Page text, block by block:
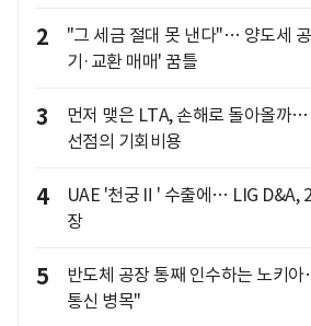
2
"그 세금 절대 못 낸다"… 양도세
기·교환 매매' 꿈틀
3
먼저 맺은 LTA, 손해로 돌아올까
선점의 기회비용
4
UAE '천궁Ⅱ' 수출에… LIG D&A,
장
5
반도체 공장 통째 인수하는 노키
통신 병목"